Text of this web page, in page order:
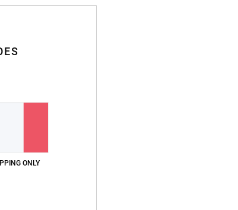
di mio gusto
e comodo, caldo e impermeabile. Questo è il mio secondo paio di
prezzo: 5
ONLY